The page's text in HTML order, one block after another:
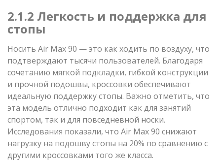
2.1.2 Легкость и поддержка для
стопы
Носить Air Max 90 — это как ходить по воздуху, что
подтверждают тысячи пользователей. Благодаря
сочетанию мягкой подкладки, гибкой конструкции
и прочной подошвы, кроссовки обеспечивают
идеальную поддержку стопы. Важно отметить, что
эта модель отлично подходит как для занятий
спортом, так и для повседневной носки.
Исследования показали, что Air Max 90 снижают
нагрузку на подошву стопы на 20% по сравнению с
другими кроссовками того же класса.